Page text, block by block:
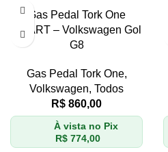
Gas Pedal Tork One
SMART – Volkswagen Gol
G8
Gas Pedal Tork One,
Volkswagen, Todos
R$ 860,00
À vista no Pix
R$ 774,00